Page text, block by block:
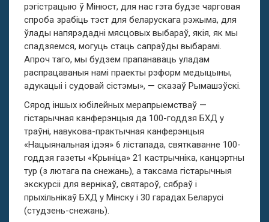
рэгістрацыю ў Мінюст, для нас гэта будзе чарговая
спроба зрабіць тэст для беларускага рэжыма, для
ўлады напярэдадні мясцовых выбараў, якія, як мы
спадзяемся, могуць стаць сапраўды выбарамі.
Апроч таго, мы будзем прапанаваць уладам
распрацаваныя намі праекты рэформ медыцыны,
адукацыі і судовай сістэмы», — сказаў Рымашэўскі.
Сярод іншых юбілейных мерапрыемстваў —
гістарычная канферэнцыя да 100-годдзя БХД у
траўні, навукова-практычная канферэнцыя
«Нацыянальная ідэя» 6 лістапада, святкаванне 100-
годдзя газеты «Крыніца» 21 кастрычніка, канцэртны
тур (з лютага па снежань), а таксама гістарычныя
экскурсіі для вернікаў, святароў, сябраў і
прыхільнікаў БХД у Мінску і 30 гарадах Беларусі
(студзень-снежань).